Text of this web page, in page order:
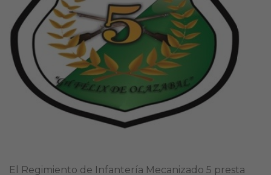
El Regimiento de Infantería Mecanizado 5 presta